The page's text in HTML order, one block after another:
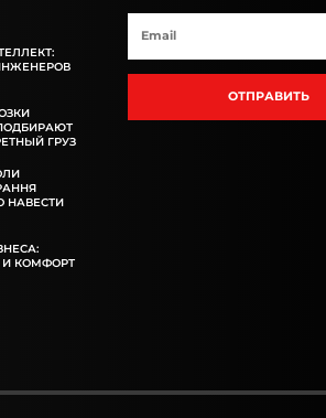
ГРУЗ
НАВЕСТИ
И КОМФОРТ
ОТПРАВИТЬ